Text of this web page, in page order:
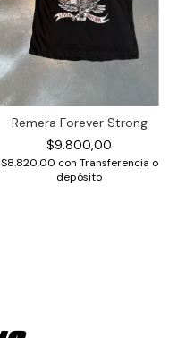
Remera Forever Strong
$9.800,00
$8.820,00 con Transferencia o
depósito